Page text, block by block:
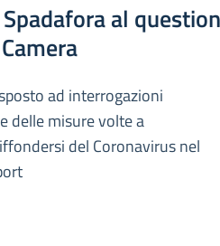
al question
ad interrogazioni
delle misure volte a
del Coronavirus nel